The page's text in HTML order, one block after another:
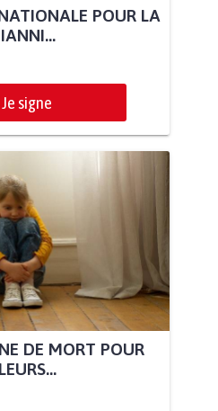
POUR LA
Je signe
DE MORT POUR